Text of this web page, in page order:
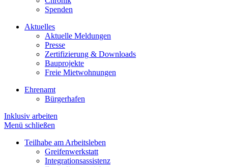
Spenden
Aktuelles
Aktuelle Meldungen
Presse
Zertifizierung & Downloads
Bauprojekte
Freie Mietwohnungen
Ehrenamt
Bürgerhafen
Inklusiv arbeiten
Menü schließen
Teilhabe am Arbeitsleben
Greifenwerkstatt
Integrationsassistenz